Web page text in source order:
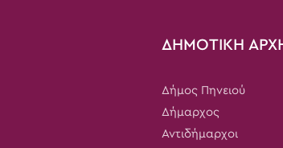
ΔΗΜΟΤΙΚΗ
Δήμος Πηνειού
Δήμαρχος
Αντιδήμαρχοι